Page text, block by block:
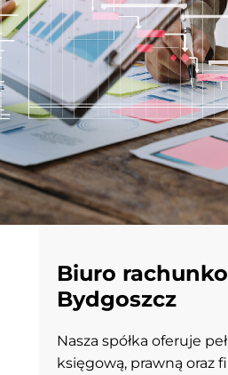
Biuro
Bydgoszcz
Nasza spółka oferuje
księgową, prawną oraz